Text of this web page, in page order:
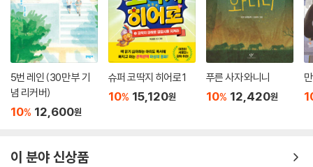
5번 레인 (30만 부 기
념 리커버)
10% 12,600원
슈퍼 코딱지 히어로 1
10% 15,120원
푸른 사자 와니니
10% 12,420원
이 분야 신상품